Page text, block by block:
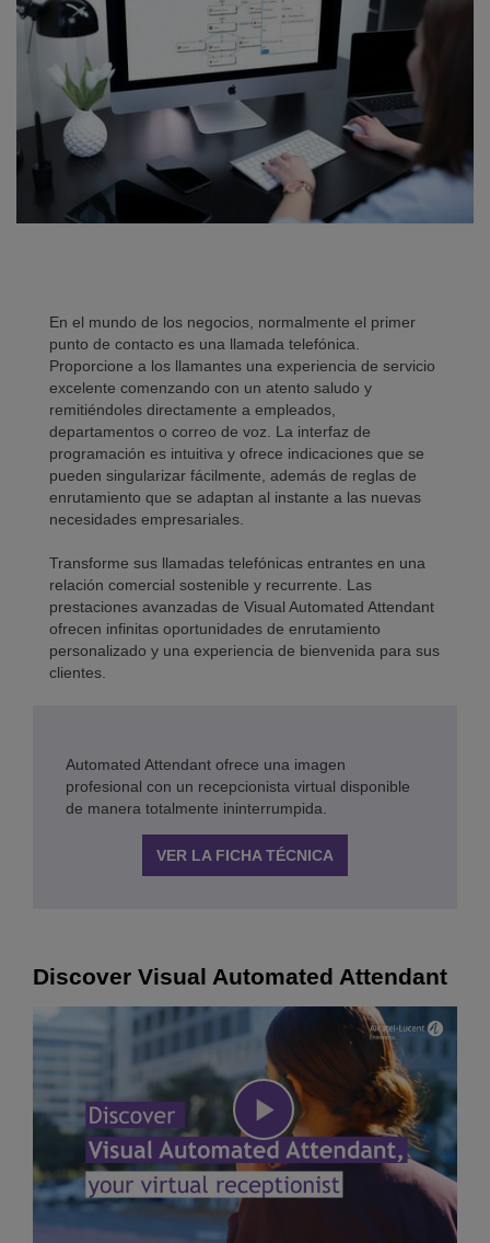
En el mundo de los negocios, normalmente el primer
punto de contacto es una llamada telefónica.
Proporcione a los llamantes una experiencia de servicio
excelente comenzando con un atento saludo y
remitiéndoles directamente a empleados,
departamentos o correo de voz. La interfaz de
programación es intuitiva y ofrece indicaciones que se
pueden singularizar fácilmente, además de reglas de
enrutamiento que se adaptan al instante a las nuevas
necesidades empresariales.
Transforme sus llamadas telefónicas entrantes en una
relación comercial sostenible y recurrente. Las
prestaciones avanzadas de Visual Automated Attendant
ofrecen infinitas oportunidades de enrutamiento
personalizado y una experiencia de bienvenida para sus
clientes.
Automated Attendant ofrece una imagen
profesional con un recepcionista virtual disponible
de manera totalmente ininterrumpida.
VER LA FICHA TÉCNICA
Discover Visual Automated Attendant
Play